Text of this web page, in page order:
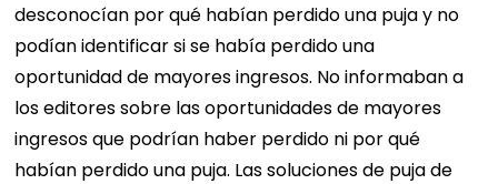
desconocían por qué habían perdido una puja y no
podían identificar si se había perdido una
oportunidad de mayores ingresos. No informaban a
los editores sobre las oportunidades de mayores
ingresos que podrían haber perdido ni por qué
habían perdido una puja. Las soluciones de puja de